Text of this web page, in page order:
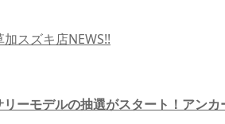
加スズキ店NEWS!!
ーモデルの抽選がスタート！アンカ